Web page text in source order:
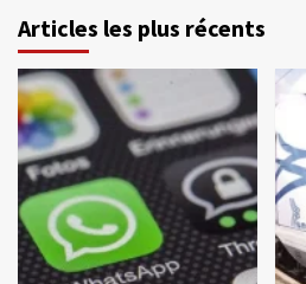
Articles les plus récents